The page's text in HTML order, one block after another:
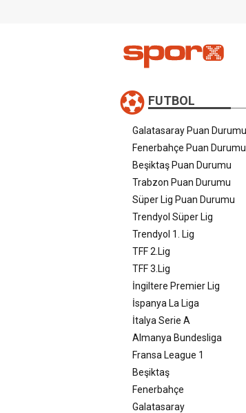
FUTBOL
Galatasaray Puan Durumu
Fenerbahçe Puan Durumu
Beşiktaş Puan Durumu
Trabzon Puan Durumu
Süper Lig Puan Durumu
Trendyol Süper Lig
Trendyol 1. Lig
TFF 2.Lig
TFF 3.Lig
İngiltere Premier Lig
İspanya La Liga
İtalya Serie A
Almanya Bundesliga
Fransa League 1
Beşiktaş
Fenerbahçe
Galatasaray